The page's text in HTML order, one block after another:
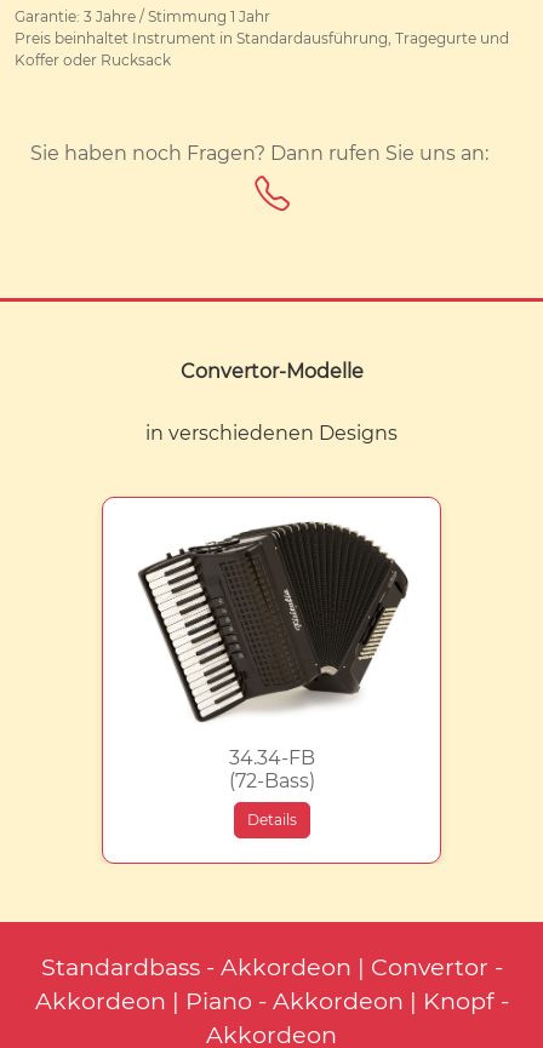
Garantie: 3 Jahre / Stimmung 1 Jahr
Preis beinhaltet Instrument in Standardausführung, Tragegurte und
Koffer oder Rucksack
Sie haben noch Fragen? Dann rufen Sie uns an:
Convertor-Modelle
in verschiedenen Designs
34.34-FB
(72-Bass)
Details
Standardbass - Akkordeon | Convertor -
Akkordeon | Piano - Akkordeon | Knopf -
Akkordeon